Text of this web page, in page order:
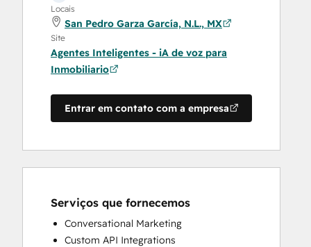
Locais
San Pedro Garza García, N.L., MX
Site
Agentes Inteligentes - iA de voz para
Inmobiliario
Entrar em contato com a empresa
Serviços que fornecemos
Conversational Marketing
Custom API Integrations